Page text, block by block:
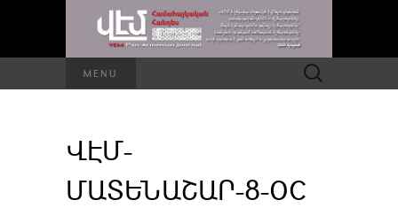
MENU Որոնել՝
ՎԷՄ-
ՄԱՏԵՆԱՇԱՐ-8-OC